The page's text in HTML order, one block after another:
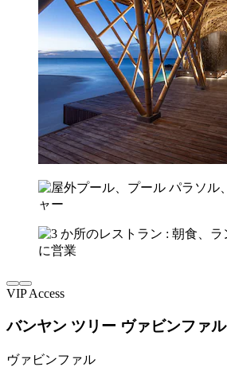
VIP Access
バンヤン ツリー ヴァビンファル
ヴァビンファル